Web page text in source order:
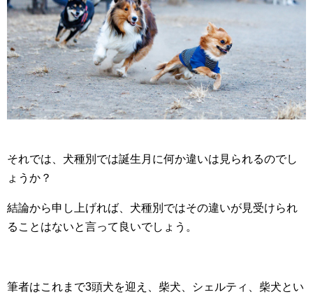
それでは、犬種別では誕生月に何か違いは見られるのでし
ょうか？
結論から申し上げれば、犬種別ではその違いが見受けられ
ることはないと言って良いでしょう。
筆者はこれまで3頭犬を迎え、柴犬、シェルティ、柴犬とい